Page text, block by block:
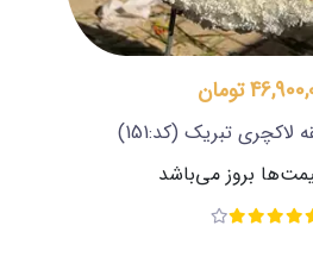
تومان
لاکچری تبریک (کد:151)
بروز می‌باشد